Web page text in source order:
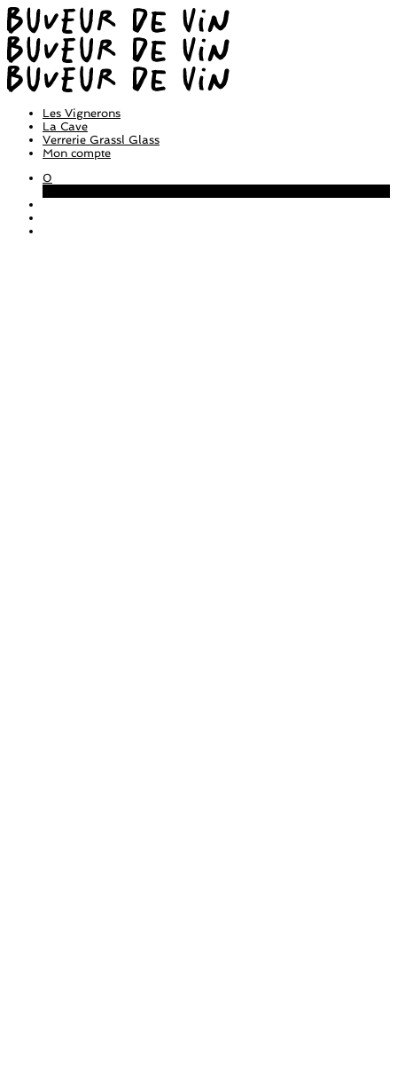
Les Vignerons
La Cave
Verrerie Grassl Glass
Mon compte
0